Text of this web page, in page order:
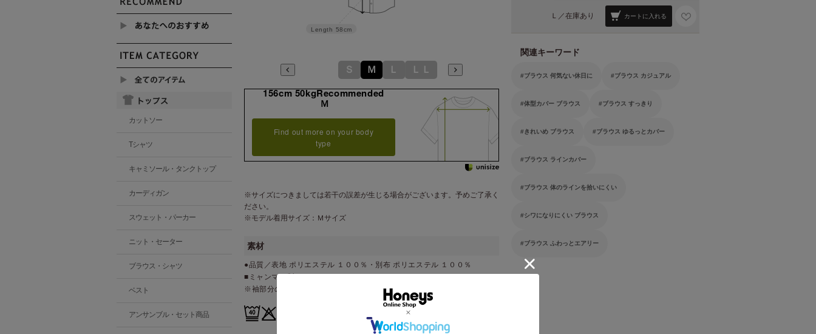
Length 58cm
Ｓ Ｍ Ｌ ＬＬ
156cm 50kgRecommended
Ｍ
Find out more on your body
type
※サイズにつきましては若干の誤差が生じる場合がございます。予めご了承く
ださい。
※モデル着用サイズ：Ｍサイズ
素材
●品質／表地 ポリエステル １００％・別布 ポリエステル １００％
■ミャンマー製
※袖部分のみ二枚仕立て
Ｌ／在庫あり カートに入れる
関連キーワード
ブラウス 何気ない休日に ブラウス カジュアル
体型カバー ブラウス ブラウス すっきり
きれいめ ブラウス ブラウス ゆるっとカバー
ブラウス ラインカバー
ブラウス 体のラインを拾いにくい
シワになりにくい ブラウス
ブラウス ふわっとエアリー
カットソー
Tシャツ
キャミソール・タンクトップ
カーディガン
スウェット・パーカー
ニット・セーター
ブラウス・シャツ
ベスト
アンサンブル・セット商品